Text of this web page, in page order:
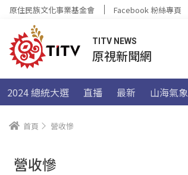
原住民族文化事業基金會 Facebook 粉絲專頁
TITV NEWS
原視新聞網
2024 總統大選 直播 最新 山海氣象
首頁 營收慘
營收慘